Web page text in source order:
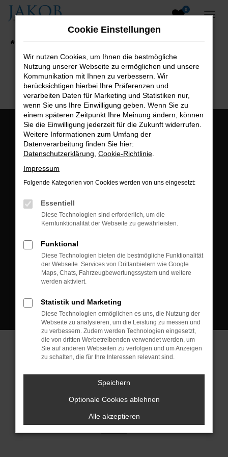
Zum
0
B2B-Shop
Öffnungszeiten:
Montag bis Freitag:
Postadresse:
Kontakt:
Tel.: +49 3745 760 90 20
Fax: +49 3745 760 90 21
Mail: fj@jakob-trading.com
Cookie Einstellungen
© 2026 Jakob Trading GmbH | Neustädter Straße 1 | DE-08223
Neustadt/Vogtland | fj@jakob-trading.com | Webdesign by audaris.de
Cookie Einstellungen
Wir nutzen Cookies, um Ihnen die bestmögliche
Nutzung unserer Webseite zu ermöglichen und unsere
Kommunikation mit Ihnen zu verbessern. Wir
berücksichtigen hierbei Ihre Präferenzen und
verarbeiten Daten für Marketing und Statistiken nur,
wenn Sie uns Ihre Einwilligung geben. Wenn Sie zu
einem späteren Zeitpunkt Ihre Meinung ändern, können
Sie die Einwilligung jederzeit für die Zukunft widerrufen.
Weitere Informationen zum Umfang der
Datenverarbeitung finden Sie hier:
Datenschutzerklärung Cookie-Richtlinie
Impressum
Folgende Kategorien von Cookies werden von uns eingesetzt:
Essentiell
Diese Technologien sind erforderlich, um die
Kernfunktionalität der Webseite zu gewährleisten.
Funktional
Diese Technologien bieten die bestmögliche Funktionalität
der Webseite. Services von Drittanbietern wie Google
Maps, Chats, Fahrzeugbewertungssystem und weitere
werden aktiviert.
Statistik und Marketing
Diese Technologien ermöglichen es uns, die Nutzung der
Webseite zu analysieren, um die Leistung zu messen und
zu verbessern. Zudem werden Technologien eingesetzt,
die von dritten Werbetreibenden verwendet werden, um
Sie auf anderen Webseiten zu verfolgen und um Anzeigen
zu schalten, die für Ihre Interessen relevant sind.
Speichern
Optionale Cookies ablehnen
Alle akzeptieren